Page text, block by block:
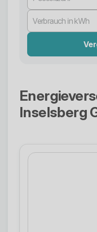
Inselsberg